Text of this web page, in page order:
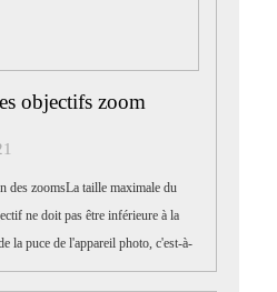
objectifs zoom
des zoomsLa taille maximale du
ne doit pas être inférieure à la
la puce de l'appareil photo, c'est-à-
être utilisé avec...